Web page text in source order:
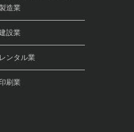
造業
設業
ンタル業
刷業